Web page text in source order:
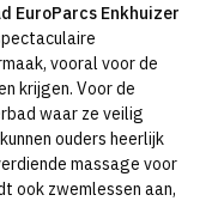
EuroParcs Enkhuizer
vooral voor de
krijgen. Voor de
waar ze veilig
ouders heerlijk
massage voor
ook zwemlessen aan,